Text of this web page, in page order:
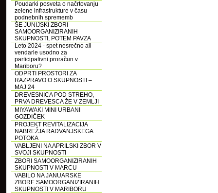
Poudarki posveta o načrtovanju
zelene infrastrukture v času
podnebnih sprememb
ŠE JUNIJSKI ZBORI
SAMOORGANIZIRANIH
SKUPNOSTI, POTEM PAVZA
Leto 2024 - spet nesrečno ali
vendarle usodno za
participativni proračun v
Mariboru?
ODPRTI PROSTORI ZA
RAZPRAVO O SKUPNOSTI –
MAJ 24
DREVESNICA POD STREHO,
PRVA DREVESCA ŽE V ZEMLJI
MIYAWAKI MINI URBANI
GOZDIČEK
PROJEKT REVITALIZACIJA
NABREŽJA RADVANJSKEGA
POTOKA
VABLJENI NA APRILSKI ZBOR V
SVOJI SKUPNOSTI
ZBORI SAMOORGANIZIRANIH
SKUPNOSTI V MARCU
VABILO NA JANUARSKE
ZBORE SAMOORGANIZIRANIH
SKUPNOSTI V MARIBORU